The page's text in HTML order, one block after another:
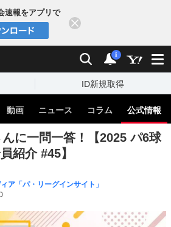
速報をアプリで
検索 通知
i
ID新規取得
動画 ニュース コラム 公式情報
に一問一答！【2025 パ6球
紹介 #45】
ア「パ・リーグインサイト」